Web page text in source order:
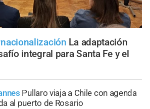
La adaptación
integral para Santa Fe y el
Pullaro viaja a Chile con agenda
al puerto de Rosario